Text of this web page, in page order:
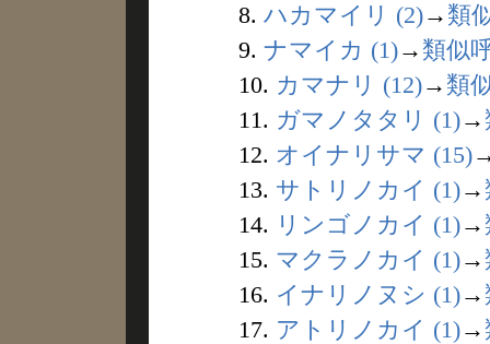
8. ハカマイリ (2)→ 類
9. ナマイカ (1)→ 類似
10. カマナリ (12)→ 類
11. ガマノタタリ (1)→
12. オイナリサマ (15)
13. サトリノカイ (1)→
14. リンゴノカイ (1)→
15. マクラノカイ (1)→
16. イナリノヌシ (1)→
17. アトリノカイ (1)→